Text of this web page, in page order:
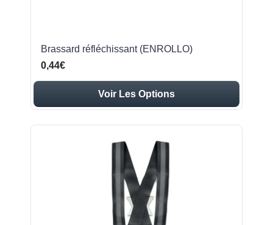
Brassard réfléchissant (ENROLLO)
0,44€
Voir Les Options